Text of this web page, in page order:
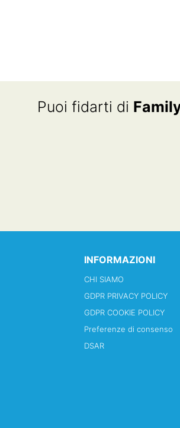
Puoi fidarti di
INFORMAZIONI
CHI SIAMO
GDPR PRIVACY POLICY
GDPR COOKIE POLICY
Preferenze di consenso
DSAR